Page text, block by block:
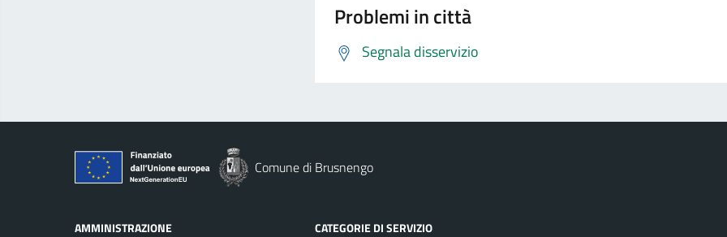
Problemi in città
Segnala disservizio
Comune di Brusnengo
AMMINISTRAZIONE CATEGORIE DI SERVIZIO